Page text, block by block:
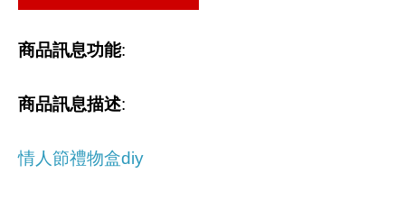
商品訊息功能:
商品訊息描述:
情人節禮物盒diy